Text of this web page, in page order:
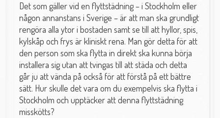
Det som gäller vid en flyttstädning – i Stockholm eller
någon annanstans i Sverige – är att man ska grundligt
rengöra alla ytor i bostaden samt se till att hyllor, spis,
kylskåp och frys är kliniskt rena. Man gör detta för att
den person som ska flytta in direkt ska kunna börja
installera sig utan att tvingas till att städa och detta
går ju att vända på också för att förstå på ett bättre
sätt. Hur skulle det vara om du exempelvis ska flytta i
Stockholm och upptäcker att denna flyttstädning
misskötts?